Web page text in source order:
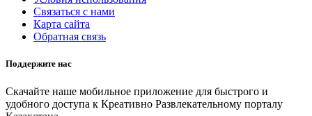
Связаться с нами
Карта сайта
Обратная связь
Поддержите нас
Скачайте наше мобильное приложение для быстрого и
удобного доступа к Креативно Развлекательному порталу